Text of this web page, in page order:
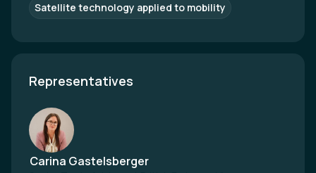
Satellite technology applied to mobility
Representatives
Carina Gastelsberger